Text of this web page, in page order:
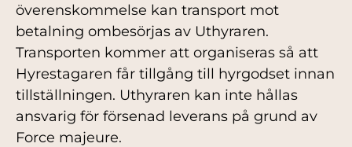
överenskommelse kan transport mot
betalning ombesörjas av Uthyraren.
Transporten kommer att organiseras så att
Hyrestagaren får tillgång till hyrgodset innan
tillställningen. Uthyraren kan inte hållas
ansvarig för försenad leverans på grund av
Force majeure.